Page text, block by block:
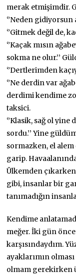
merak etmişimdir.
‘’Neden gidiyorsun
‘’Gitmek değil de,
‘’Kaçak mısın
sokma ne olur.’’
‘’Dertlerimden
‘’Ne derdin var
derdimi kendime
taksici.
‘’Klasik, sağ ol
sordu.’’ Yine
sormazken, el
garip.
Ülkemden
gibi, insanlar bir
tanımadığın
Kendime
meğer. İki gün
karşısındaydım.
ayaklarımın
olmam gerekirken